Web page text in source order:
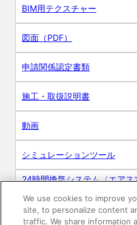
BIM用テクスチャー
図面（PDF）
申請関係認定書類
施工・取扱説明書
動画
シミュレーションツール
24時間換気システム〈エアス
R&Dセンター環境測定・分析
We use cookies to improve
site, to personalize content
traffic. We share information